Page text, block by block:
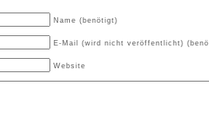
Name (benötigt)
E-Mail (wird nicht veröffentlicht)
Website